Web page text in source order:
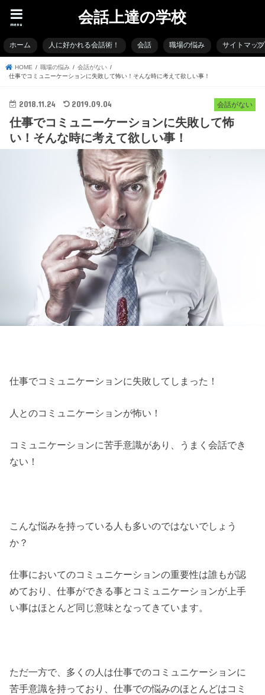
会話上達の学校
menu
ホーム 人に好かれる会話術！ 会話 職場の悩み サイトマップ
HOME 職場の悩み
会話がない
仕事でコミュニーケーションに失敗して怖い！そんな時に考えて欲しい事！
会話がない
2018.11.24 2019.09.04
仕事でコミュニーケーションに失敗して怖
い！そんな時に考えて欲しい事！
仕事でコミュニケーションに失敗してしまった！
人とのコミュニケーションが怖い！
コミュニケーションに苦手意識があり、うまく会話でき
ない！
こんな悩みを持っている人も多いのではないでしょう
か？
仕事においてのコミュニケーションの重要性は誰もが認
めており、仕事ができる事とコミュニケーションが上手
い事はほとんど同じ意味となってきています。
ただ一方で、多くの人は仕事でのコミュニケーションに
苦手意識を持っており、仕事での悩みのほとんどはコミ